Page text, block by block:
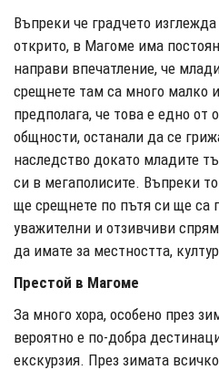
Въпреки че градчето
открито, в Магоме има
направи впечатление, че
срещнете там са много малко
предполага, че това е едно от
общности, останали да се
наследство докато младите
си в мегаполисите. Въпреки
ще срещнете по пътя си ще са
уважителни и отзивчиви
да имате за местността,
Престой в Магоме
За много хора, особено през
вероятно е по-добра
екскурзия. През зимата